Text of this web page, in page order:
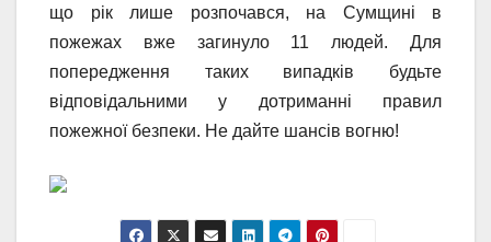
що рік лише розпочався, на Сумщині в
пожежах вже загинуло 11 людей. Для
попередження таких випадків будьте
відповідальними у дотриманні правил
пожежної безпеки. Не дайте шансів вогню!